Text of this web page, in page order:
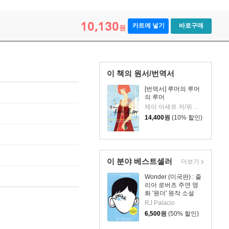
10,130원 카트에 넣기 바로구매
이 책의 원서/번역서
[번역서] 루머의 루머
의 루머
제이 아셰르 저/위문숙 역
14,400원 (10% 할인)
이 분야 베스트셀러
Wonder (미국판) : 줄
리아 로버츠 주연 영
화 '원더' 원작 소설
RJ Palacio
6,500원 (50% 할인)
더보기